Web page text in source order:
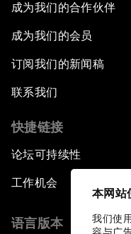
本网站
我们使
成为我们的合作伙伴
成为我们的会员
订阅我们的新闻稿
联系我们
快捷链接
论坛可持续性
工作机会
语言版本